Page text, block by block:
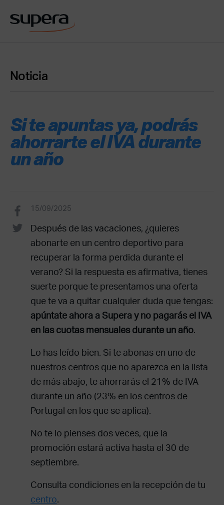
Noticia
Si te apuntas ya, podrás
ahorrarte el IVA durante
un año
15/09/2025
Después de las vacaciones, ¿quieres
abonarte en un centro deportivo para
recuperar la forma perdida durante el
verano? Si la respuesta es afirmativa, tienes
suerte porque te presentamos una oferta
que te va a quitar cualquier duda que tengas:
apúntate ahora a Supera y no pagarás el IVA
en las cuotas mensuales durante un año.
Lo has leído bien. Si te abonas en uno de
nuestros centros que no aparezca en la lista
de más abajo, te ahorrarás el 21% de IVA
durante un año (23% en los centros de
Portugal en los que se aplica).
No te lo pienses dos veces, que la
promoción estará activa hasta el 30 de
septiembre.
Consulta condiciones en la recepción de tu
centro.